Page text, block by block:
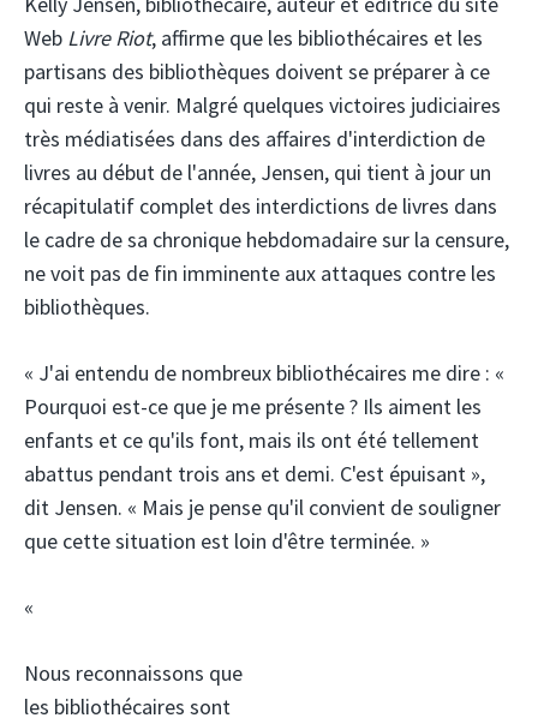
Web Livre Riot, affirme que les bibliothécaires et les
partisans des bibliothèques doivent se préparer à ce
qui reste à venir. Malgré quelques victoires judiciaires
très médiatisées dans des affaires d'interdiction de
livres au début de l'année, Jensen, qui tient à jour un
récapitulatif complet des interdictions de livres dans
le cadre de sa chronique hebdomadaire sur la censure,
ne voit pas de fin imminente aux attaques contre les
bibliothèques.
« J'ai entendu de nombreux bibliothécaires me dire : «
Pourquoi est-ce que je me présente ? Ils aiment les
enfants et ce qu'ils font, mais ils ont été tellement
abattus pendant trois ans et demi. C'est épuisant »,
dit Jensen. « Mais je pense qu'il convient de souligner
que cette situation est loin d'être terminée. »
«
Nous reconnaissons que
les bibliothécaires sont